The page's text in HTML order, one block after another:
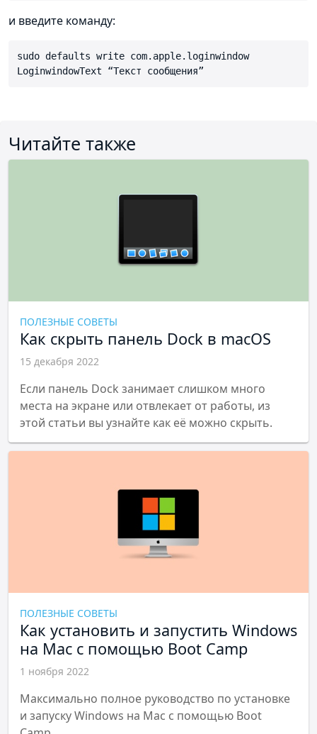
и введите команду:
sudo defaults write com.apple.loginwindow
LoginwindowText “Текст сообщения”
Читайте также
ПОЛЕЗНЫЕ СОВЕТЫ
Как скрыть панель Dock в macOS
15 декабря 2022
Если панель Dock занимает слишком много
места на экране или отвлекает от работы, из
этой статьи вы узнайте как её можно скрыть.
ПОЛЕЗНЫЕ СОВЕТЫ
Как установить и запустить Windows
на Mac с помощью Boot Camp
1 ноября 2022
Максимально полное руководство по установке
и запуску Windows на Mac с помощью Boot